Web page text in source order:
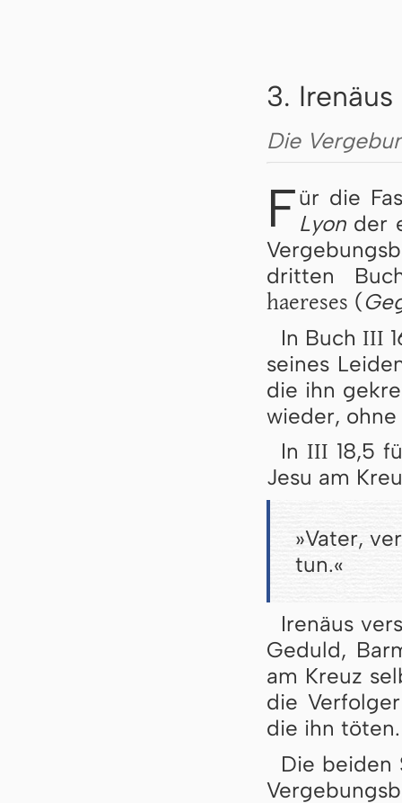
3.
Die
Für die
Lyon der
dritten
haereses (
In Buch III
seines
die ihn
wieder,
In III 18,5
Jesu am
»Vater,
tun.«
Irenäus
Geduld,
am Kreuz
die
die ihn töten.
Die beiden